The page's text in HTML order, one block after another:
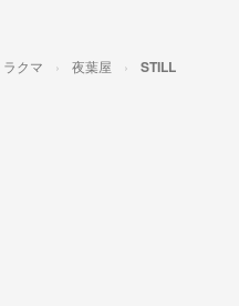
ラクマ 夜葉屋 STILL